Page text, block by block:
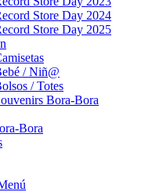
Store Day 2024
Store Day 2025
/ Niñ@
/ Totes
Bora-Bora
Bora